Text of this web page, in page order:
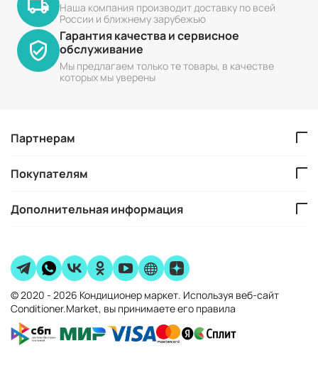
Наша компания производит доставку по всей
России и ближнему зарубежью
Гарантия качества и сервисное
обслуживание
Мы предлагаем только те товары, в качестве
которых мы уверены
Партнерам
Покупателям
Дополнительная информация
© 2020 - 2026 Кондиционер маркет. Используя веб-сайт
Conditioner.Market, вы принимаете его правила